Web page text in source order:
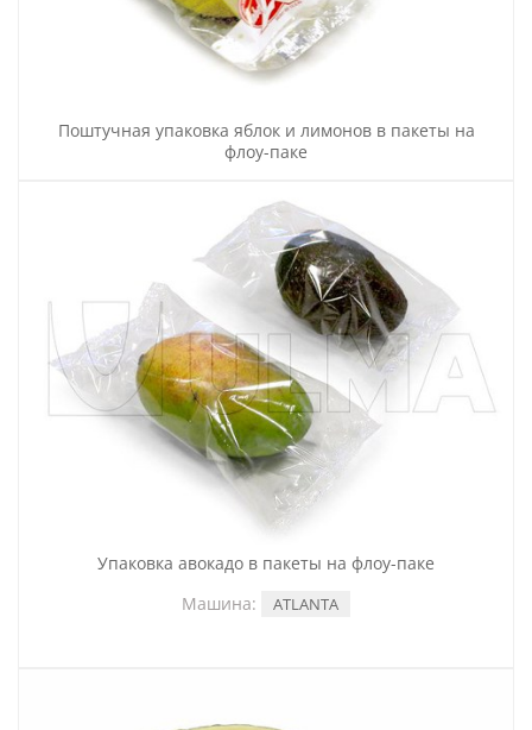
Поштучная упаковка яблок и лимонов в пакеты на
флоу-паке
Упаковка авокадо в пакеты на флоу-паке
Машина:
ATLANTA